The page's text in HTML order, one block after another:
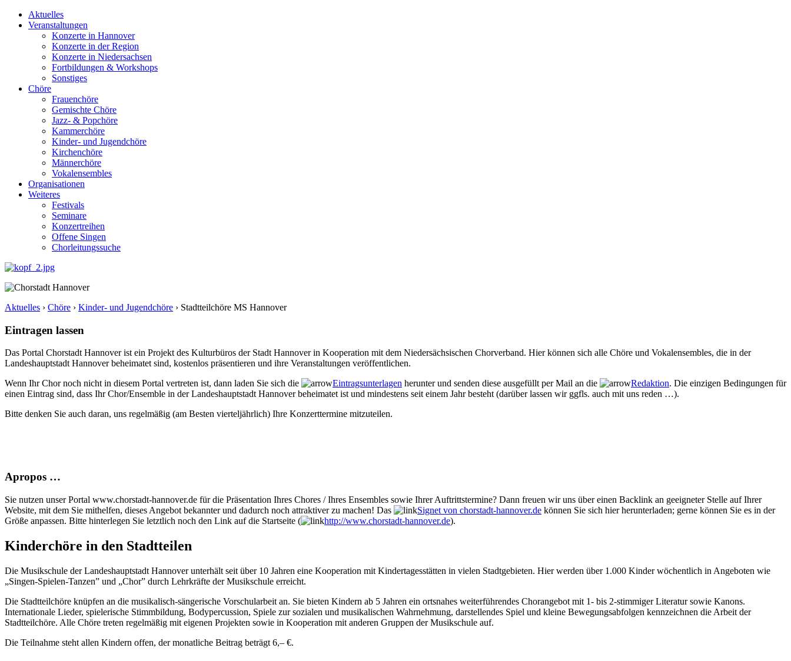
Aktuelles
Veranstaltungen
Konzerte in Hannover
Konzerte in der Region
Konzerte in Niedersachsen
Fortbildungen & Workshops
Sonstiges
Chöre
Frauenchöre
Gemischte Chöre
Jazz- & Popchöre
Kammerchöre
Kinder- und Jugendchöre
Kirchenchöre
Männerchöre
Vokalensembles
Organisationen
Weiteres
Festivals
Seminare
Konzertreihen
Offene Singen
Chorleitungssuche
Aktuelles › Chöre › Kinder- und Jugendchöre › Stadtteilchöre MS Hannover
Eintragen lassen
Das Portal Chorstadt Hannover ist ein Projekt des Kulturbüros der Stadt Hannover in Kooperation mit dem Niedersächsischen Chorverband. Hier können sich alle Chöre und Vokalensembles, die in der
Landeshauptstadt Hannover beheimatet sind, kostenlos präsentieren und ihre Veranstaltungen veröffentlichen.
Wenn Ihr Chor noch nicht in diesem Portal vertreten ist, dann laden Sie sich die
Eintragsunterlagen herunter und senden diese ausgefüllt per Mail an die Redaktion. Die einzigen Bedingungen für
einen Eintrag sind, dass Ihr Chor/Ensemble in der Landeshauptstadt Hannover beheimatet ist und mindestens seit einem Jahr besteht (darüber lassen wir ggfls. auch mit uns reden …).
Bitte denken Sie auch daran, uns regelmäßig (am Besten vierteljährlich) Ihre Konzerttermine mitzuteilen.
Apropos …
Sie nutzen unser Portal www.chorstadt-hannover.de für die Präsentation Ihres Chores / Ihres Ensembles sowie Ihrer Auftrittstermine? Dann freuen wir uns über einen Backlink an geeigneter Stelle auf Ihrer
Website, mit dem Sie mithelfen, dieses Angebot bekannter und dadurch noch attraktiver zu machen! Das
Signet von chorstadt-hannover.de können Sie sich hier herunterladen; gerne können Sie es in der
Größe anpassen. Bitte hinterlegen Sie letztlich noch den Link auf die Startseite (
http://www.chorstadt-hannover.de).
Kinderchöre in den Stadtteilen
Die Musikschule der Landeshauptstadt Hannover unterhält seit über 10 Jahren eine Kooperation mit Kindertagesstätten in vielen Stadtgebieten. Hier werden über 1.000 Kinder wöchentlich in Angeboten wie
„Singen-Spielen-Tanzen” und „Chor” durch Lehrkräfte der Musikschule erreicht.
Die Stadtteilchöre knüpfen an die musikalisch-sängerische Vorschularbeit an. Sie bieten Kindern ab 5 Jahren ein ortsnahes weiterführendes Chorangebot mit 1- bis 2-stimmiger Literatur sowie Kanons.
Internationale Lieder, spielerische Stimmbildung, Bodypercussion, Spiele zur sozialen und musikalischen Wahrnehmung, darstellendes Spiel und kleine Bewegungsabfolgen kennzeichnen die Arbeit der
Stadtteilchöre. Alle Chöre treten regelmäßig mit eigenen Projekten sowie in Kooperation mit anderen Gruppen der Musikschule auf.
Die Teilnahme steht allen Kindern offen, der monatliche Beitrag beträgt 6,– €.